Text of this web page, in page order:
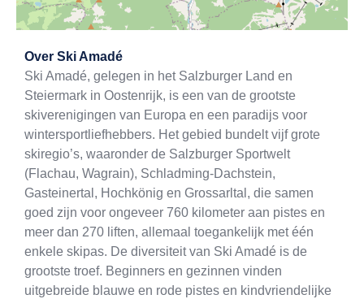
Over Ski Amadé
Ski Amadé, gelegen in het Salzburger Land en
Steiermark in Oostenrijk, is een van de grootste
skiverenigingen van Europa en een paradijs voor
wintersportliefhebbers. Het gebied bundelt vijf grote
skiregio’s, waaronder de Salzburger Sportwelt
(Flachau, Wagrain), Schladming-Dachstein,
Gasteinertal, Hochkönig en Grossarltal, die samen
goed zijn voor ongeveer 760 kilometer aan pistes en
meer dan 270 liften, allemaal toegankelijk met één
enkele skipas. De diversiteit van Ski Amadé is de
grootste troef. Beginners en gezinnen vinden
uitgebreide blauwe en rode pistes en kindvriendelijke